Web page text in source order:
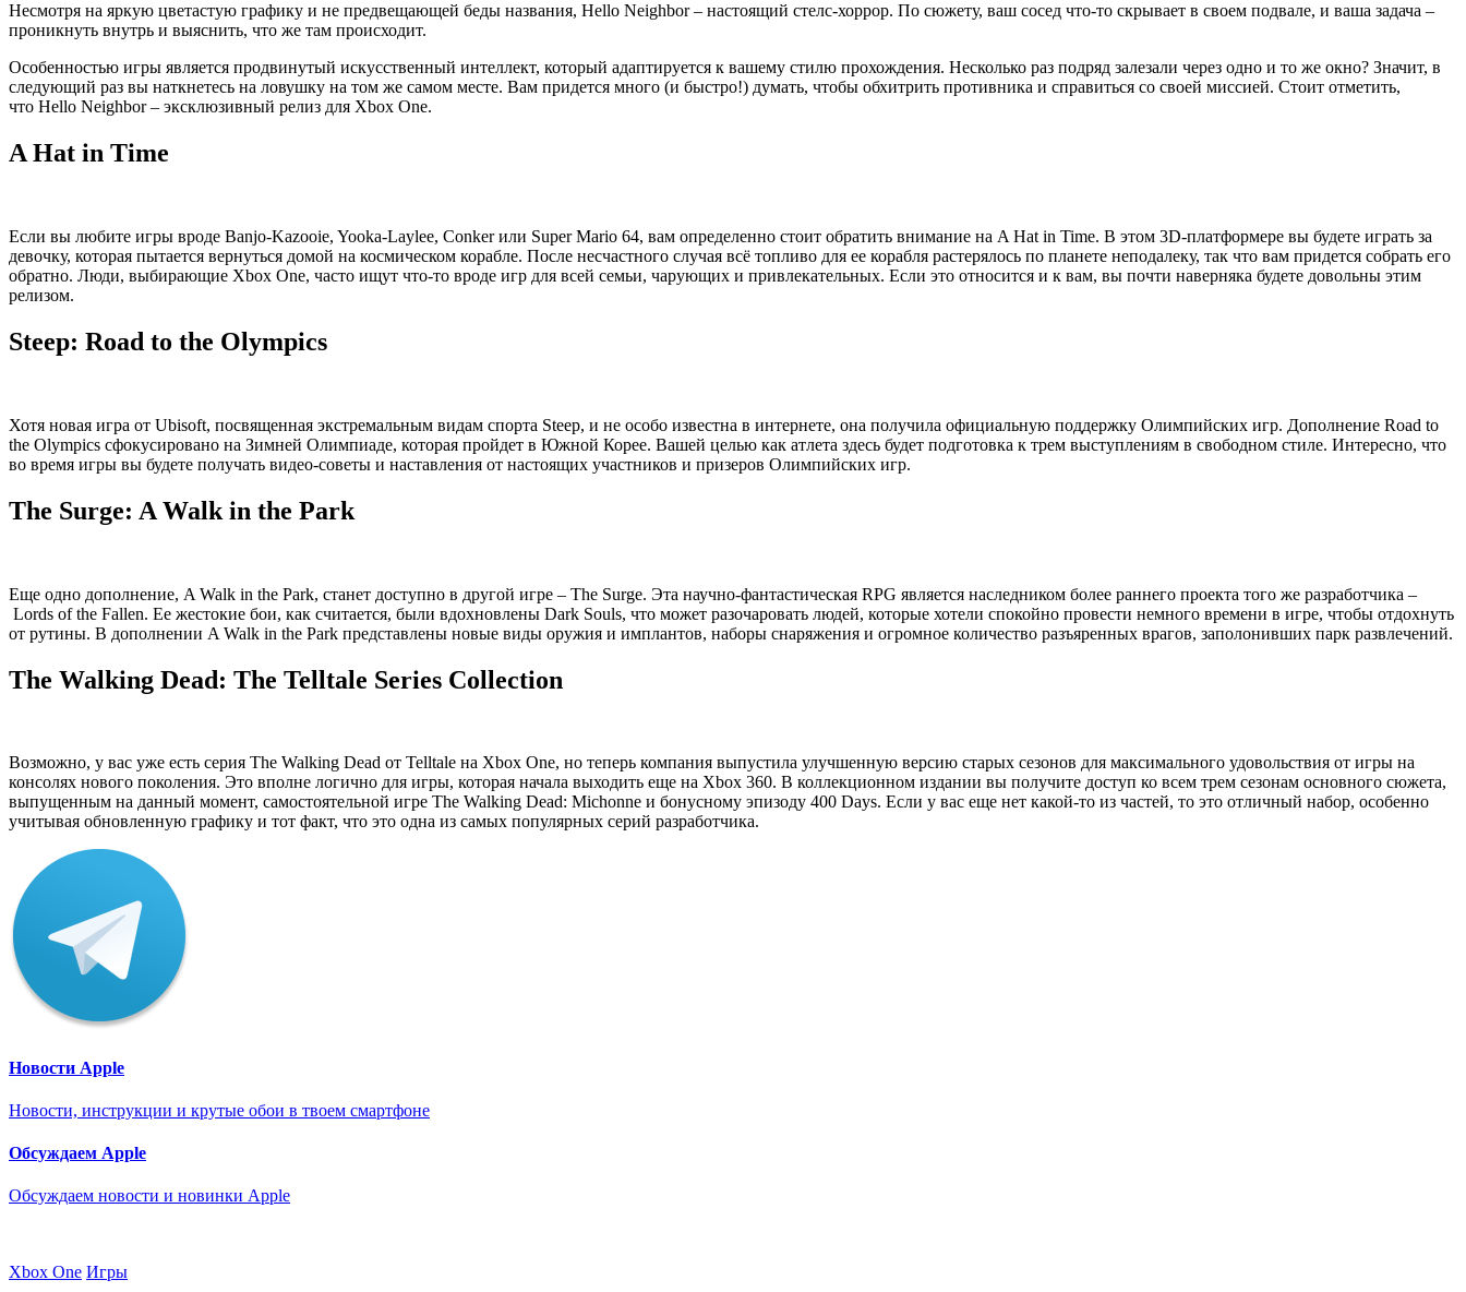
Несмотря на яркую цветастую графику и не предвещающей беды названия, Hello Neighbor – настоящий стелс-хоррор. По сюжету, ваш сосед что-то скрывает в своем подвале, и ваша задача –
проникнуть внутрь и выяснить, что же там происходит.
Особенностью игры является продвинутый искусственный интеллект, который адаптируется к вашему стилю прохождения. Несколько раз подряд залезали через одно и то же окно? Значит, в
следующий раз вы наткнетесь на ловушку на том же самом месте. Вам придется много (и быстро!) думать, чтобы обхитрить противника и справиться со своей миссией. Стоит отметить,
что Hello Neighbor – эксклюзивный релиз для Xbox One.
A Hat in Time
Если вы любите игры вроде Banjo-Kazooie, Yooka-Laylee, Conker или Super Mario 64, вам определенно стоит обратить внимание на A Hat in Time. В этом 3D-платформере вы будете играть за
девочку, которая пытается вернуться домой на космическом корабле. После несчастного случая всё топливо для ее корабля растерялось по планете неподалеку, так что вам придется собрать его
обратно. Люди, выбирающие Xbox One, часто ищут что-то вроде игр для всей семьи, чарующих и привлекательных. Если это относится и к вам, вы почти наверняка будете довольны этим
релизом.
Steep: Road to the Olympics
Хотя новая игра от Ubisoft, посвященная экстремальным видам спорта Steep, и не особо известна в интернете, она получила официальную поддержку Олимпийских игр. Дополнение Road to
the Olympics сфокусировано на Зимней Олимпиаде, которая пройдет в Южной Корее. Вашей целью как атлета здесь будет подготовка к трем выступлениям в свободном стиле. Интересно, что
во время игры вы будете получать видео-советы и наставления от настоящих участников и призеров Олимпийских игр.
The Surge: A Walk in the Park
Еще одно дополнение, A Walk in the Park, станет доступно в другой игре – The Surge. Эта научно-фантастическая RPG является наследником более раннего проекта того же разработчика –
Lords of the Fallen. Ее жестокие бои, как считается, были вдохновлены Dark Souls, что может разочаровать людей, которые хотели спокойно провести немного времени в игре, чтобы отдохнуть
от рутины. В дополнении A Walk in the Park представлены новые виды оружия и имплантов, наборы снаряжения и огромное количество разъяренных врагов, заполонивших парк развлечений.
The Walking Dead: The Telltale Series Collection
Возможно, у вас уже есть серия The Walking Dead от Telltale на Xbox One, но теперь компания выпустила улучшенную версию старых сезонов для максимального удовольствия от игры на
консолях нового поколения. Это вполне логично для игры, которая начала выходить еще на Xbox 360. В коллекционном издании вы получите доступ ко всем трем сезонам основного сюжета,
выпущенным на данный момент, самостоятельной игре The Walking Dead: Michonne и бонусному эпизоду 400 Days. Если у вас еще нет какой-то из частей, то это отличный набор, особенно
учитывая обновленную графику и тот факт, что это одна из самых популярных серий разработчика.
Новости Apple
Новости, инструкции и крутые обои в твоем смартфоне
Обсуждаем Apple
Обсуждаем новости и новинки Apple
Xbox One Игры